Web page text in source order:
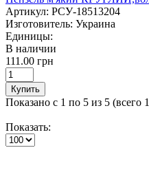
Артикул: РСУ-18513204
Изготовитель: Украина
Единицы:
В наличии
111.00 грн
Купить
Показано с 1 по 5 из 5 (всего
Показать: